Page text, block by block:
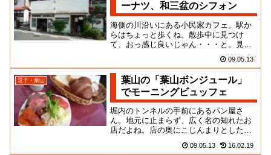
ーナツ、和三盆のシフォン
海側の川沿いにある小民家カフェ。駅か
らはちょっと歩くね。散歩中に見つけ
て、おっ感じ良いじゃん・・・と。見る
うより、なんかの商店だったのか...09.05.13
逗子・葉山
葉山の「葉山ボンジュール」
でモーニングビュッフェ
堀内のトンネルの手前にあるパン屋さ
ん。地元に止まらず、広く名の知れたお
店だよね。店の奥にこじんまりとしたイ
はパン食べ放題のオープンサンド...
09.05.13 16.02.19